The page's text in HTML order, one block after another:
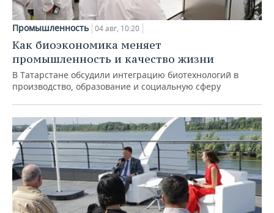
Промышленность 04 авг, 10:20
Как биоэкономика меняет
промышленность и качество жизни
В Татарстане обсудили интеграцию биотехнологий в
производство, образование и социальную сферу